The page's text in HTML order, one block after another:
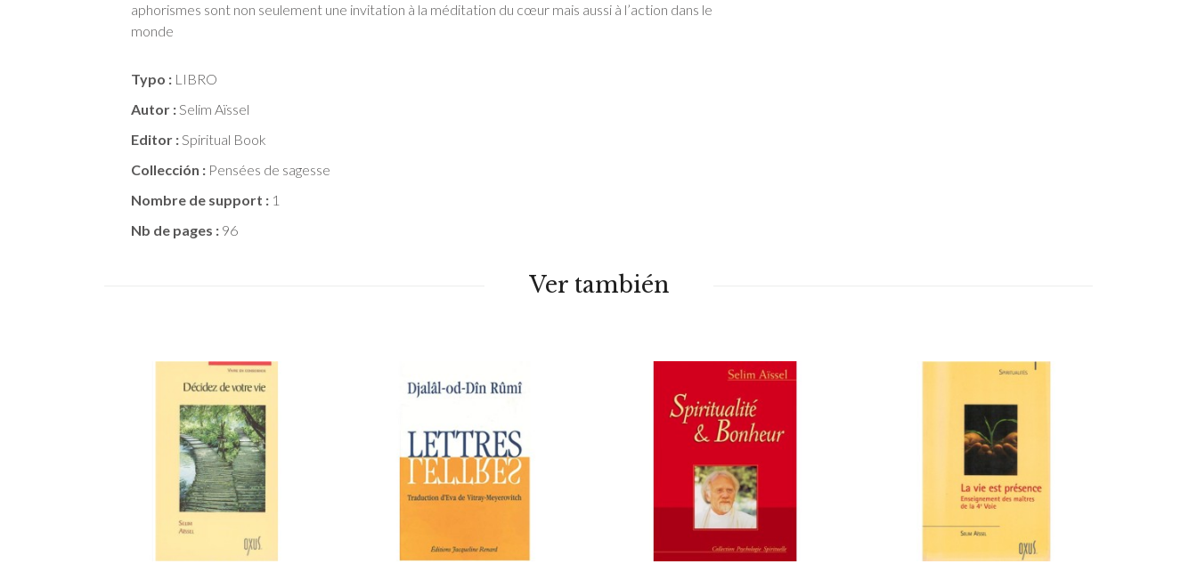
aphorismes sont non seulement une invitation à la méditation du cœur mais aussi à l’action dans le
monde
Typo : LIBRO
Autor :Selim Aïssel
Editor :Spiritual Book
Collección : Pensées de sagesse
Nombre de support : 1
Nb de pages : 96
Ver también